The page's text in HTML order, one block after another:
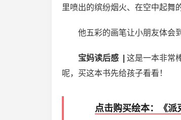
里喷出的缤纷烟火、在空中起舞
他五彩的画笔让小朋友体会
宝妈读后感 | 这是一本非常
呢，买这本书先给孩子看看！
点击购买绘本：《派